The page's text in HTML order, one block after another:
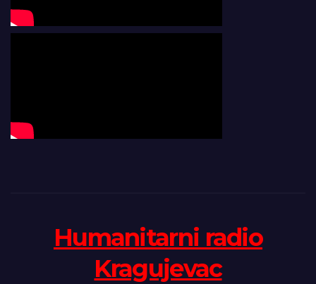
Humanitarni radio
Kragujevac